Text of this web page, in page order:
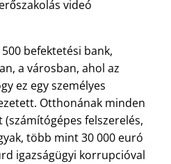
videó
befektetési bank,
a városban, ahol az
ez egy személyes
Otthonának minden
felszerelés,
több mint 30 000 euró
igazságügyi korrupcióval